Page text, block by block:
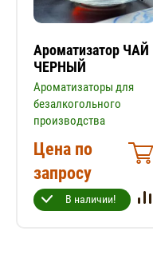
Ароматизатор ЧАЙ
ЧЕРНЫЙ
Ароматизаторы для
безалкогольного
производства
Цена по
запросу
В наличии!